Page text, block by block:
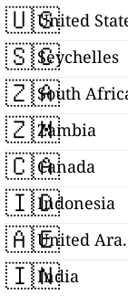
🇺🇸United
🇸🇨Seychelles
🇿🇦South
🇿🇲Zambia
🇨🇦Canada
🇮🇩Indonesia
🇦🇪
🇮🇳
India